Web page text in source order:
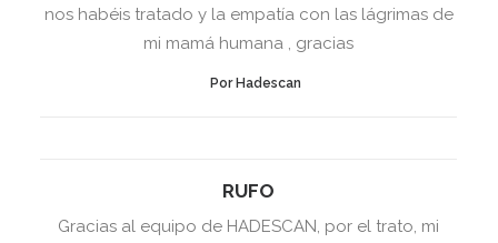
nos habéis tratado y la empatía con las lágrimas de
mi mamá humana , gracias
Por Hadescan
RUFO
Gracias al equipo de HADESCAN, por el trato, mi